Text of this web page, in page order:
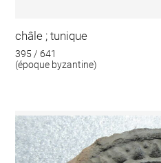
châle ; tunique
395 / 641
(époque byzantine)